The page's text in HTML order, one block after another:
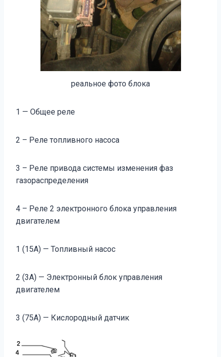
реальное фото блока
1 — Общее реле
2 – Реле топливного насоса
3 – Реле привода системы изменения фаз
газораспределения
4 – Реле 2 электронного блока управления
двигателем
1 (15A) — Топливный насос
2 (3A) — Электронный блок управления
двигателем
3 (75A) — Кислородный датчик